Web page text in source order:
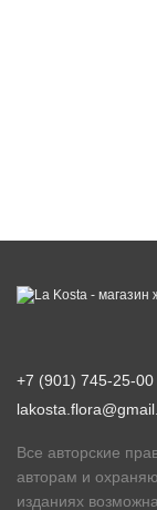
+7 (901) 745-25-00
Все авторские
авторам и
изданиях